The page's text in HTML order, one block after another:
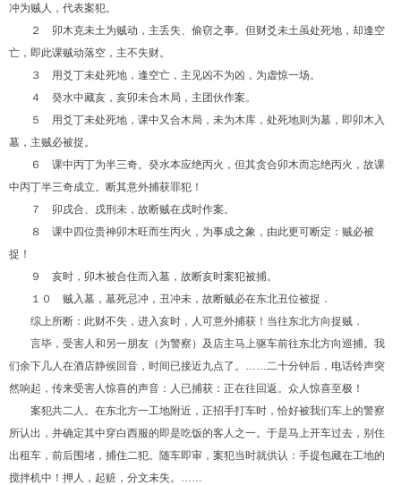
冲为贼人，代表案犯。
２ 卯木克未土为贼动，主丢失、偷窃之事。但财爻未土虽处死地，却逢空
亡，即此课贼动落空，主不失财。
３ 用爻丁未处死地，逢空亡，主见凶不为凶，为虚惊一场。
４ 癸水中藏亥，亥卯未合木局，主团伙作案。
５ 用爻丁未处死地，课中又合木局，未为木库，处死地则为墓，即卯木入
墓，主贼必被捉。
６ 课中丙丁为半三奇。癸水本应绝丙火，但其贪合卯木而忘绝丙火，故课
中丙丁半三奇成立。断其意外捕获罪犯！
７ 卯戌合、戌刑未，故断贼在戌时作案。
８ 课中四位贵神卯木旺而生丙火，为事成之象，由此更可断定：贼必被
捉！
９ 亥时，卯木被合住而入墓，故断亥时案犯被捕。
１０ 贼入墓，墓死忌冲，丑冲未，故断贼必在东北丑位被捉．
综上所断：此财不失，进入亥时，人可意外捕获！当往东北方向捉贼．
言毕，受害人和另一朋友（为警察）及店主马上驱车前往东北方向巡捕。我
们余下几人在酒店静侯回音，时间已接近九点了。……二十分钟后，电话铃声突
然响起，传来受害人惊喜的声音：人已捕获：正在往回返。众人惊喜至极！
案犯共二人。在东北方一工地附近，正招手打车时，恰好被我们车上的警察
所认出，并确定其中穿白西服的即是吃饭的客人之一。于是马上开车过去，别住
出租车，前后围堵，捕住二犯。随车即审，案犯当时就供认：手提包藏在工地的
搅拌机中！押人，起赃，分文未失。……